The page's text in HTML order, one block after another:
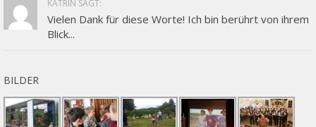
KATRIN SAGT:
Vielen Dank für diese Worte! Ich bin berührt von ihrem
Blick...
BILDER